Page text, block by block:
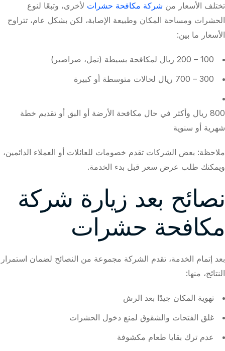
تختلف الأسعار من شركة مكافحة حشرات لأخرى، وتبعًا لنوع
الحشرات ومساحة المكان وطبيعة الإصابة، لكن بشكل عام، تتراوح
الأسعار ما بين:
100 – 200 ريال لمكافحة بسيطة (نمل، صراصير)
300 – 700 ريال لحالات متوسطة أو كبيرة
800 ريال وأكثر في حال مكافحة الأرضة أو البق أو تقديم خطة
شهرية أو سنوية
ملاحظة: بعض الشركات تقدم خصومات للعائلات أو العملاء الدائمين،
ويمكنك طلب عرض سعر قبل بدء الخدمة.
نصائح بعد زيارة شركة
مكافحة حشرات
بعد إتمام الخدمة، تقدم الشركة مجموعة من النصائح لضمان استمرار
النتائج، منها:
تهوية المكان جيدًا بعد الرش
غلق الفتحات والشقوق لمنع دخول الحشرات
عدم ترك بقايا طعام مكشوفة